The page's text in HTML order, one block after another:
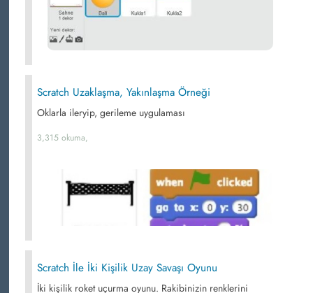
Scratch Uzaklaşma, Yakınlaşma Örneği
Oklarla ileryip, gerileme uygulaması
3,315 okuma,
Scratch İle İki Kişilik Uzay Savaşı Oyunu
İki kişilik roket uçurma oyunu. Rakibinizin renklerini